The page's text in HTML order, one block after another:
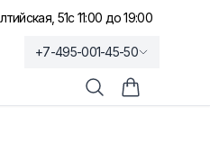
51с 11:00 до 19:00
+7-495-001-45-50
ПоискКорзина